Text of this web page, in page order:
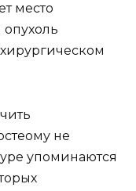
место
не
упоминаются